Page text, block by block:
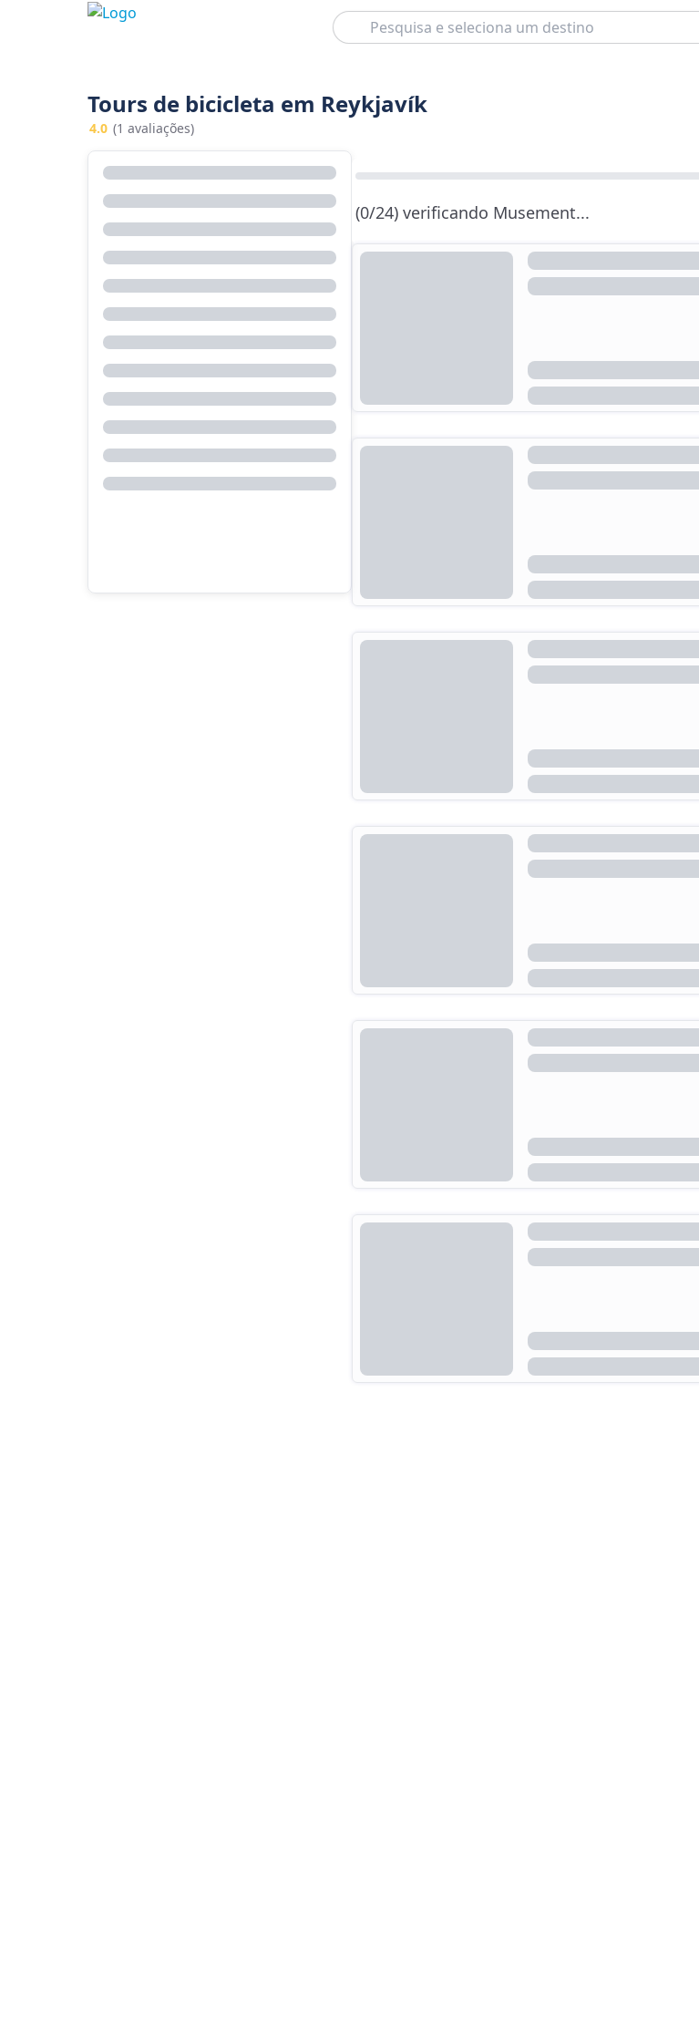
Pesquisar
Tours de bicicleta em Reykjavík
4.0 (1 avaliações)
(0/24) verificando Musement...